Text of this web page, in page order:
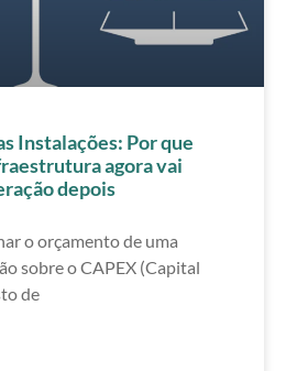
Instalações: Por que
agora vai
depois
o orçamento de uma
sobre o CAPEX (Capital
de